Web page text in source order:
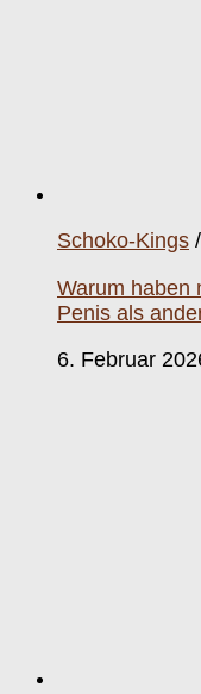
Schoko-Kings /
Warum haben
Penis als
6. Februar